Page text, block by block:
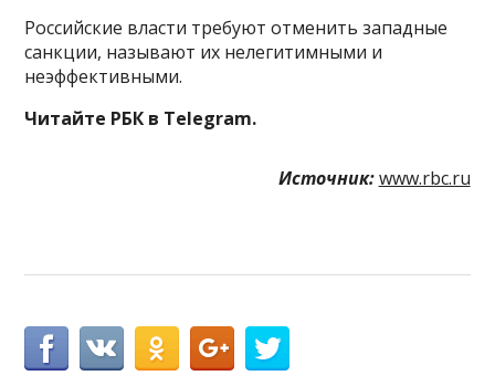
Российские власти требуют отменить западные
санкции, называют их нелегитимными и
неэффективными.
Читайте РБК в Telegram.
Источник: www.rbc.ru